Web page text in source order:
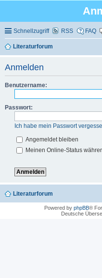
Schnellzugriff RSS FAQ
Literaturforum
Anmelden
Benutzername:
Passwort:
Ich habe mein Passwort
Angemeldet bleiben
Meinen Online-Status
Literaturforum
Powered by phpBB®
Deutsche